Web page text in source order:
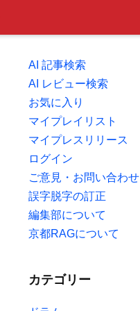
AI 記事検索
AI レビュー検索
お気に入り
マイプレイリスト
マイプレスリリース
ログイン
ご意見・お問い合わせ
誤字脱字の訂正
編集部について
京都RAGについて
カテゴリー